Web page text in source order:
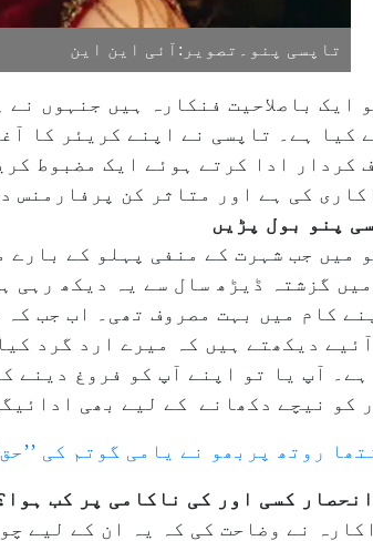
تاپسی پنو۔تصویر:آئی این این
ایک باصلاحیت فنکارہ ہیں جنہوں
کردار ادا کرتے ہوئے ایک مضبوط
کی ہے اور متاثر کن پرفارمنس
پنو بول پڑیں
میں جب شہرت کے منفی پہلو کے
گزشتہ ڈیڑھ سال سے یہ دیکھ
کام میں بہت مصروف تھی۔ اب جب
دیکھتے ہیں کہ میرے ارد گرد
ہے۔ آپ یا تو اپنے آپ کو فروغ
کو نیچے دکھانے کے لیے بھی
روتھ پربھو نے یامی گوتم کی
کسی اور کی ناکامی پر کب
نے وضاحت کی کہ یہ ان کے لیے